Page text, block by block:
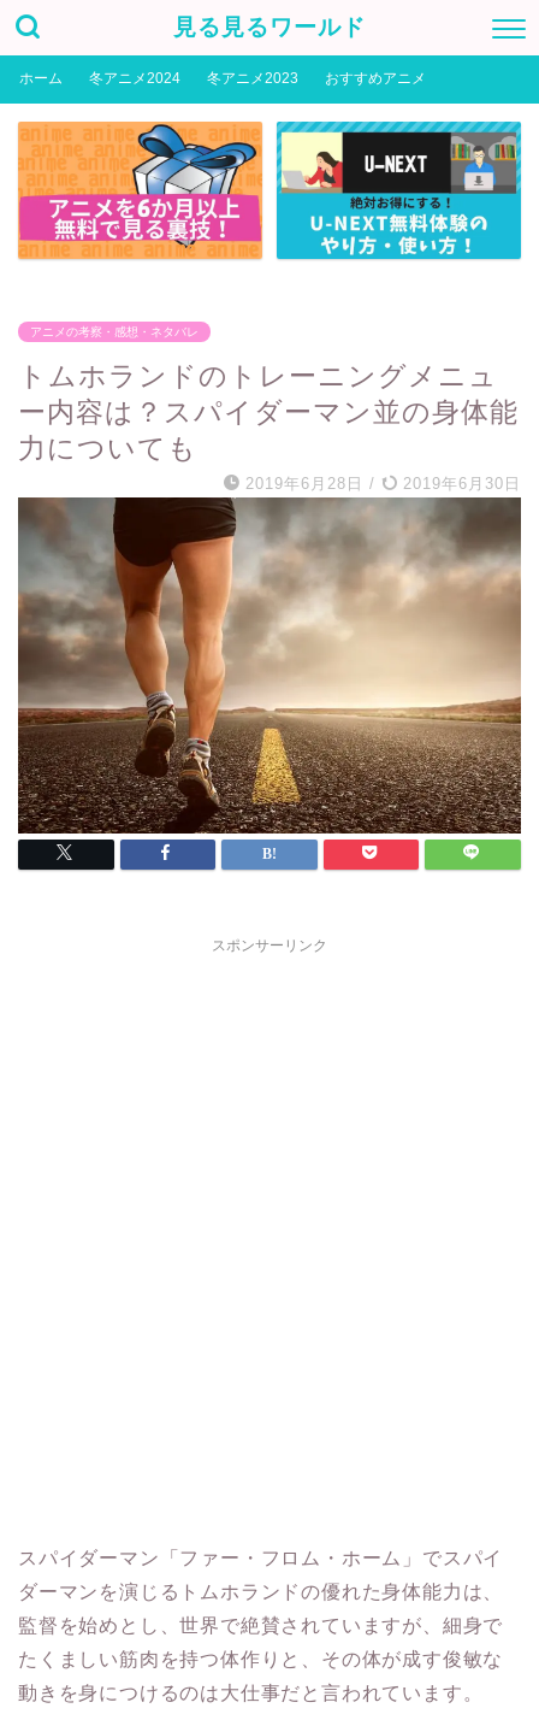
見る見るワールド
ホーム 冬アニメ2024 冬アニメ2023 おすすめアニメ
アニメの考察・感想・ネタバレ
トムホランドのトレーニングメニュ
ー内容は？スパイダーマン並の身体能
力についても
2019年6月28日 / 2019年6月30日
スポンサーリンク
スパイダーマン「ファー・フロム・ホーム」でスパイ
ダーマンを演じるトムホランドの優れた身体能力は、
監督を始めとし、世界で絶賛されていますが、細身で
たくましい筋肉を持つ体作りと、その体が成す俊敏な
動きを身につけるのは大仕事だと言われています。